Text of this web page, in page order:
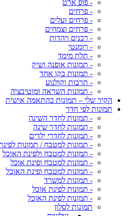
- פופ ארט
- פרחים
- פרחים ועלים
- פרחים וצמחים
- רבנים ויהדות
- רומנטי
- תלת מימד
- תמונות אופנה ושיק
- תמונות בקו אחד
- תרבות וקולנוע
- תמונות השראה ומוטיבציה
הקיר שלי – תמונות בהתאמה אישית
תמונות לפי חדר
- תמונות לחדר השינה
- תמונות לחדר שינה
- תמונות לחדרי ילדים
- תמונות למטבח / תמונות
- תמונות למטבח ולפינת האוכל
- תמונות למטבח ופינת אוכל
- תמונות למטבח ופינת האוכל
- תמונות למשרד
- תמונות לפינת אוכל
- תמונות לפינת האוכל
תמונות לסלון